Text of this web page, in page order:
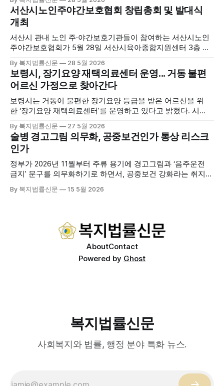
양자원을 활용한 맞춤형 프로그램과 차별화된 웰니스 콘텐츠
를 선보이며 관광객과 군민의 발길을 끌고 있다. 센터는 염지
하수, 피트 등 태안의 청정 해양자원을 활용해 몸과 마음의 회
복을 돕는 다양한 프로그램을 운영하고
서산시노인주야간보호협회 창립총회 및 발대식
개최
서산시 관내 노인 주·야간보호기관들이 참여하는 서산시노인
주야간보호협회가 5월 28일 서산시육아종합지원센터 3층 공
행사에는 서산시 관내 주·야간보호기관 관계자와 종사자, 유관
기관 내빈 등 약 100여명이 참석했으며, 서산시청 관계자, 서
산시노인복지시설협회, 서산시재가복지협회, 서산시사회복지
사협회 등 지역 노인복지 관련 기관 관계자들이 함께해 협회
출범을 축하했다. 서산시노인주야간보호협회는 서산시 소재
By 복지법률신문 28 5월 2026
보령시, 장기요양 재택의료센터 운영... 거동 불편
어르신 가정으로 찾아간다
보령시는 거동이 불편한 장기요양 등급을 받은 어르신을 위
한 ‘장기요양 재택의료센터’를 운영하고 있다고 밝혔다. 시
고 본격적인 서비스 제공에 나서고 있다. 재택의료센터
는 (한)의사가 거동 불편으로 의료기관 이용이 어렵다고 판단
한 장기요양 등급자를 대상으로, (한)의사·간호사·사회복지사
로 구성된 다학제 팀이 직접 가정을 방문해 건강관리서비스
를 제공하는
By 복지법률신문 27 5월 2026
술병 경고그림 의무화, 공중보건인가 통상 리스크
인가
정부가 2026년 11월부터 주류 용기에 경고그림과 ‘음주운전
금지’ 문구를 의무화하기로 하면서, 공중보건 강화라는 취지와
도는 국제 통상 규범, 영세업체 부담, 소비자 선택권 등 다양한
By 복지법률신문 15 5월 2026
AboutContact
Powered by Ghost
복지법률신문
사회복지와 법률, 행정 분야 특화 뉴스.